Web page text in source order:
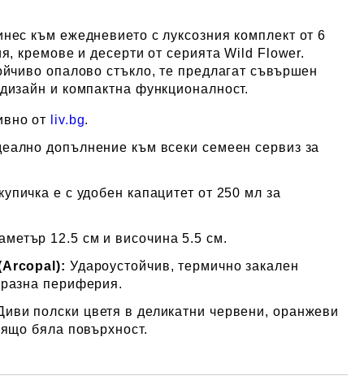
към ежедневието с луксозния комплект от 6
кремове и десерти от серията Wild Flower.
опалово стъкло, те предлагат съвършен
и компактна функционалност.
от liv.bg.
допълнение към всеки семеен сервиз за
е с удобен капацитет от 250 мл за
12.5 см и височина 5.5 см.
Удароустойчив, термично закален
периферия.
полски цветя в деликатни червени, оранжеви
бяла повърхност.